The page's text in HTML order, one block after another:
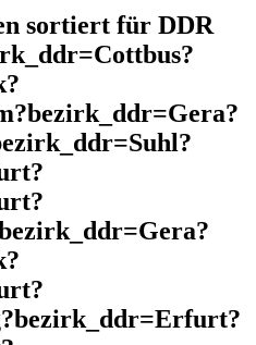
sortiert für DDR